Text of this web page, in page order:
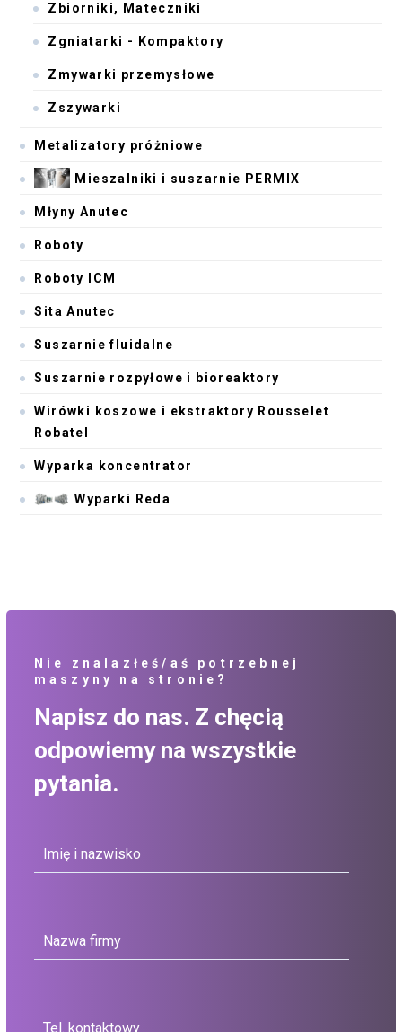
Zbiorniki, Mateczniki
Zgniatarki - Kompaktory
Zmywarki przemysłowe
Zszywarki
Metalizatory próżniowe
Mieszalniki i suszarnie PERMIX
Młyny Anutec
Roboty
Roboty ICM
Sita Anutec
Suszarnie fluidalne
Suszarnie rozpyłowe i bioreaktory
Wirówki koszowe i ekstraktory Rousselet
Robatel
Wyparka koncentrator
Wyparki Reda
Nie znalazłeś/aś potrzebnej
maszyny na stronie?
Napisz do nas. Z chęcią
odpowiemy na wszystkie
pytania.